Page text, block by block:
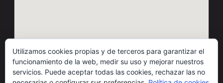
Utilizamos cookies propias y de terceros para garantizar el
funcionamiento de la web, medir su uso y mejorar nuestros
servicios. Puede aceptar todas las cookies, rechazar las no